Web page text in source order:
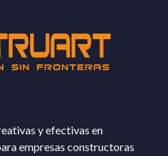
y efectivas en
empresas constructoras